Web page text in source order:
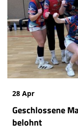
28 Apr
Geschlossene
belohnt